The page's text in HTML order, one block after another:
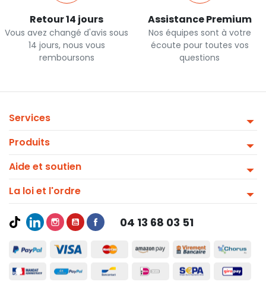
Retour 14 jours
Vous avez changé d'avis sous
14 jours, nous vous
remboursons
Assistance Premium
Nos équipes sont à votre
écoute pour toutes vos
questions
Services
Produits
Aide et soutien
La loi et l'ordre
04 13 68 03 51